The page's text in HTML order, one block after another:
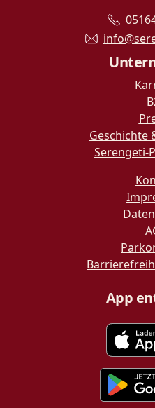
Geschichte
Serengeti-
App